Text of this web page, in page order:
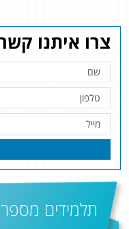
צרו איתנו
תלמידים